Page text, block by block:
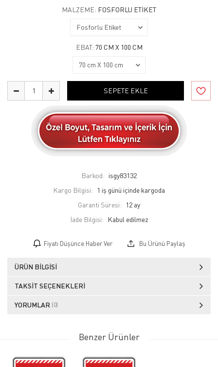
MALZEME: FOSFORLU ETIKET
EBAT: 70 CM X 100 CM
SEPETE EKLE
Barkod: isgy83132
Kargo Bilgisi:
1 iş günü içinde kargoda
Garanti Süresi:
12 ay
İade Bilgisi:
Fiyatı Düşünce Haber Ver Bu Ürünü Paylaş
ÜRÜN BILGISI
TAKSIT SEÇENEKLERI
YORUMLAR (0)
Benzer Ürünler